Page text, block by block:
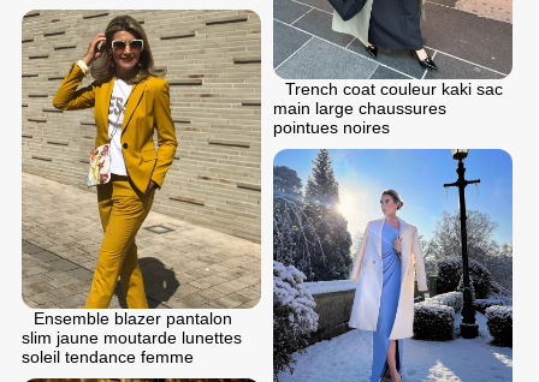
Trench coat couleur kaki sac
main large chaussures
pointues noires
Ensemble blazer pantalon
slim jaune moutarde lunettes
soleil tendance femme